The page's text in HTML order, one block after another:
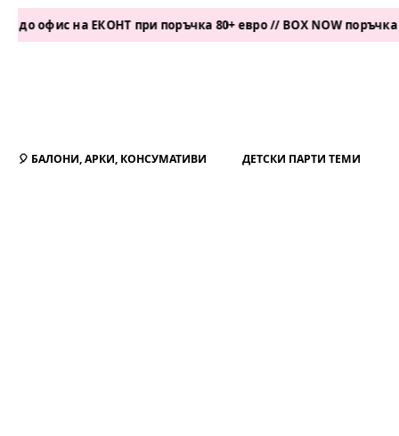
на ЕКОНТ при поръчка 80+ евро // BOX NOW поръчка 50+
🎈 БАЛОНИ, АРКИ, КОНСУМАТИВИ ДЕТСКИ ПАРТИ ТЕМИ